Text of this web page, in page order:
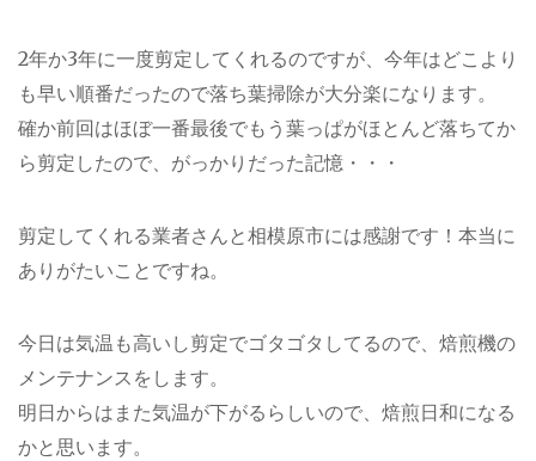
2年か3年に一度剪定してくれるのですが、今年はどこより
も早い順番だったので落ち葉掃除が大分楽になります。
確か前回はほぼ一番最後でもう葉っぱがほとんど落ちてか
ら剪定したので、がっかりだった記憶・・・
剪定してくれる業者さんと相模原市には感謝です！本当に
ありがたいことですね。
今日は気温も高いし剪定でゴタゴタしてるので、焙煎機の
メンテナンスをします。
明日からはまた気温が下がるらしいので、焙煎日和になる
かと思います。